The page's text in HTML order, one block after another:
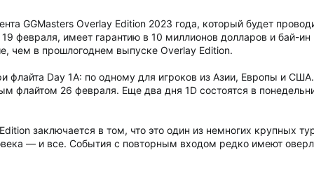
GGMasters Overlay Edition 2023 года, который будет
февраля, имеет гарантию в 10 миллионов долларов и бай-
чем в прошлогоднем выпуске Overlay Edition.
флайта Day 1A: по одному для игроков из Азии, Европы и
флайтом 26 февраля. Еще два дня 1D состоятся в
заключается в том, что это один из немногих крупных
— и все. События с повторным входом редко имеют